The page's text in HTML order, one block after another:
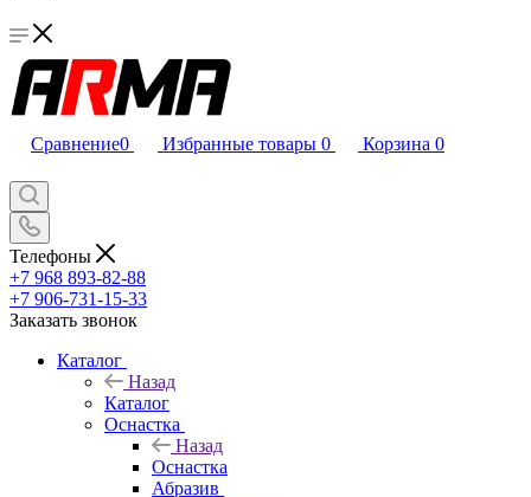
Сравнение0 Избранные товары 0 Корзина 0
Телефоны
+7 968 893-82-88
+7 906-731-15-33
Заказать звонок
Каталог
Назад
Каталог
Оснастка
Назад
Оснастка
Абразив